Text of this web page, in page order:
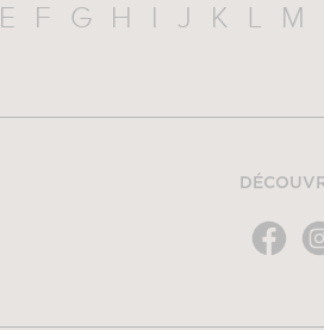
E F G H I J K L M